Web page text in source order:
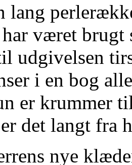
lang
været
udgivelsen
i en bog
er krummer
det langt fra
nye